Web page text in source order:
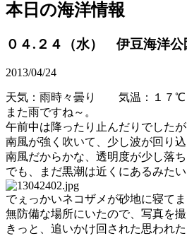
本日の海洋情報
０４.２４（水） 伊豆海洋公
2013/04/24
天気：雨時々曇り 気温：１
また雨ですね～。
午前中は降ったり止んだりでした
南風が強く吹いて、少し波が回り
南風だからかな、透明度が少し落ち
でも、まだ黒潮は近くにあるみた
でぇっかいネコザメが砂地に寝て
無防備な場所にいたので、写真を
きっと、追いかけ回された思われ